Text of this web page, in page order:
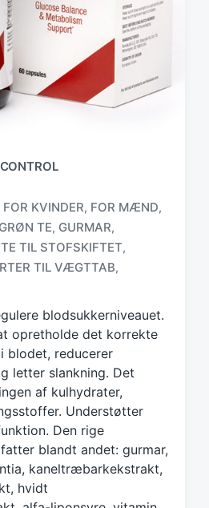
FOR KVINDER, FOR MÆND,
GRØN TE, GURMAR,
TIL STOFSKIFTET,
TIL VÆGTTAB,
blodsukkerniveauet.
opretholde det korrekte
blodet, reducerer
letter slankning. Det
af kulhydrater,
Understøtter
Den rige
blandt andet: gurmar,
kaneltræbarkekstrakt,
hvidt